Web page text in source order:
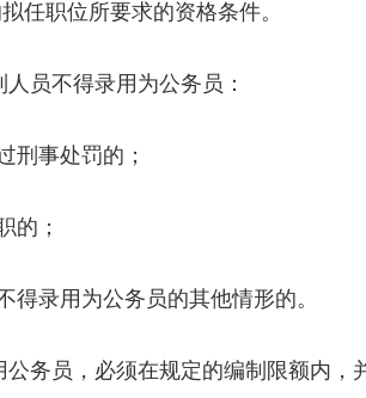
任职位所要求的资格条件。
员不得录用为公务员：
刑事处罚的；
的；
得录用为公务员的其他情形的。
务员，必须在规定的编制限额内，